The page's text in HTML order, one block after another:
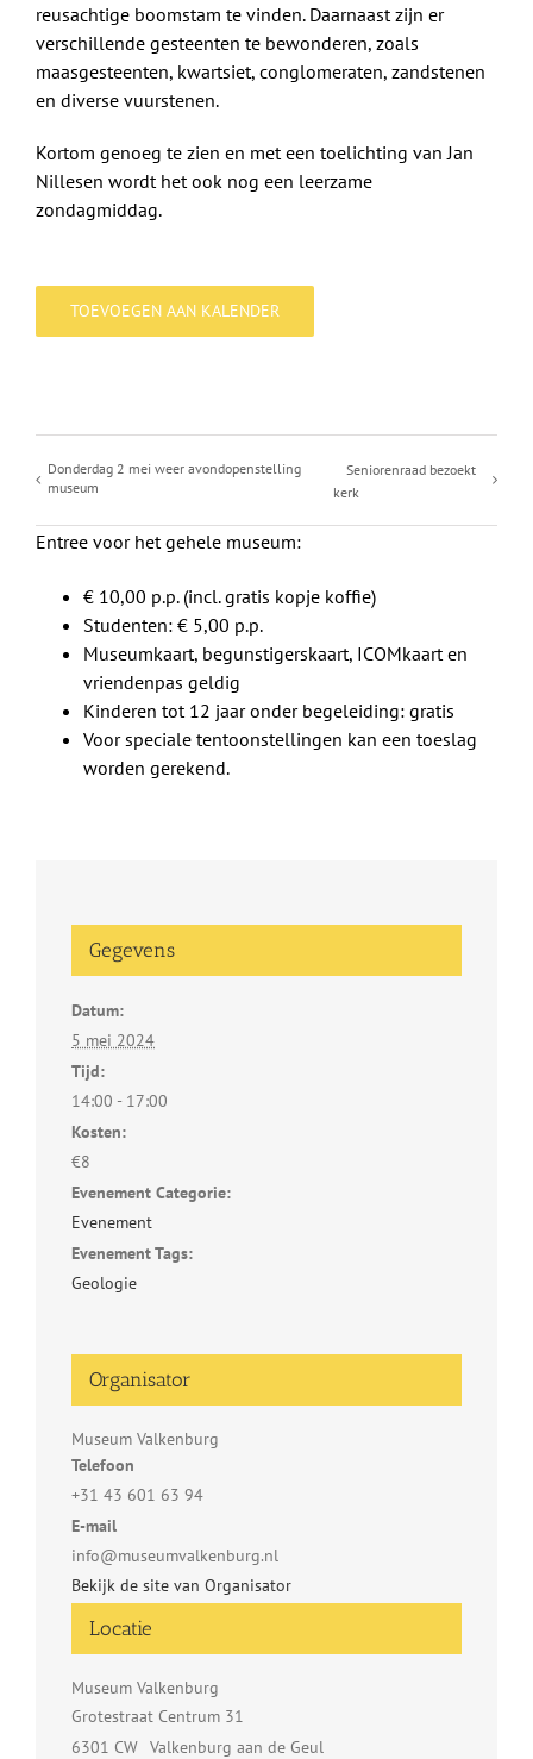
reusachtige boomstam te vinden. Daarnaast zijn er
verschillende gesteenten te bewonderen, zoals
maasgesteenten, kwartsiet, conglomeraten, zandstenen
en diverse vuurstenen.
Kortom genoeg te zien en met een toelichting van Jan
Nillesen wordt het ook nog een leerzame
zondagmiddag.
TOEVOEGEN AAN KALENDER
Donderdag 2 mei weer avondopenstelling
museum
Seniorenraad bezoekt
kerk
Entree voor het gehele museum:
€ 10,00 p.p. (incl. gratis kopje koffie)
Studenten: € 5,00 p.p.
Museumkaart, begunstigerskaart, ICOMkaart en
vriendenpas geldig
Kinderen tot 12 jaar onder begeleiding: gratis
Voor speciale tentoonstellingen kan een toeslag
worden gerekend.
Gegevens
Datum:
5 mei 2024
Tijd:
14:00 - 17:00
Kosten:
€8
Evenement Categorie:
Evenement
Evenement Tags:
Geologie
Locatie
Museum Valkenburg
Grotestraat Centrum 31
6301 CW Valkenburg aan de Geul
Organisator
Museum Valkenburg
Telefoon
+31 43 601 63 94
E-mail
info@museumvalkenburg.nl
Bekijk de site van Organisator